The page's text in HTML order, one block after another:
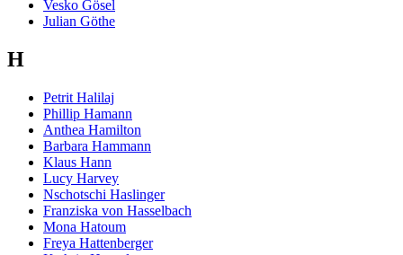
Vesko Gösel
Julian Göthe
H
Petrit Halilaj
Phillip Hamann
Anthea Hamilton
Barbara Hammann
Klaus Hann
Lucy Harvey
Nschotschi Haslinger
Franziska von Hasselbach
Mona Hatoum
Freya Hattenberger